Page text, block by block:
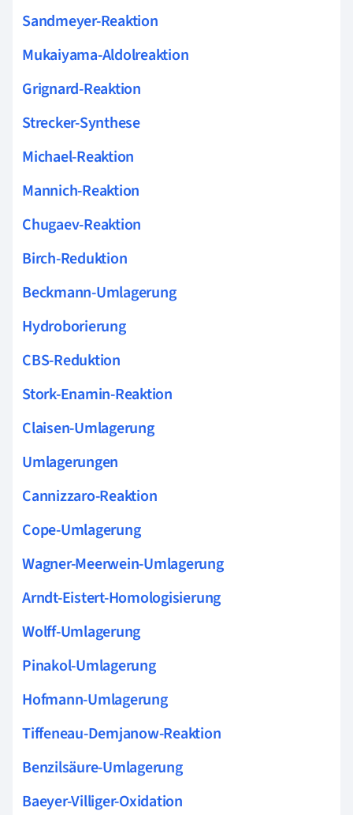
Sandmeyer-Reaktion
Mukaiyama-Aldolreaktion
Grignard-Reaktion
Strecker-Synthese
Michael-Reaktion
Mannich-Reaktion
Chugaev-Reaktion
Birch-Reduktion
Beckmann-Umlagerung
Hydroborierung
CBS-Reduktion
Stork-Enamin-Reaktion
Claisen-Umlagerung
Umlagerungen
Cannizzaro-Reaktion
Cope-Umlagerung
Wagner-Meerwein-Umlagerung
Arndt-Eistert-Homologisierung
Wolff-Umlagerung
Pinakol-Umlagerung
Hofmann-Umlagerung
Tiffeneau-Demjanow-Reaktion
Benzilsäure-Umlagerung
Baeyer-Villiger-Oxidation